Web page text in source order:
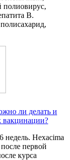
В.
ли делать и
вакцинации?
недель. Hexacima
первой
курса